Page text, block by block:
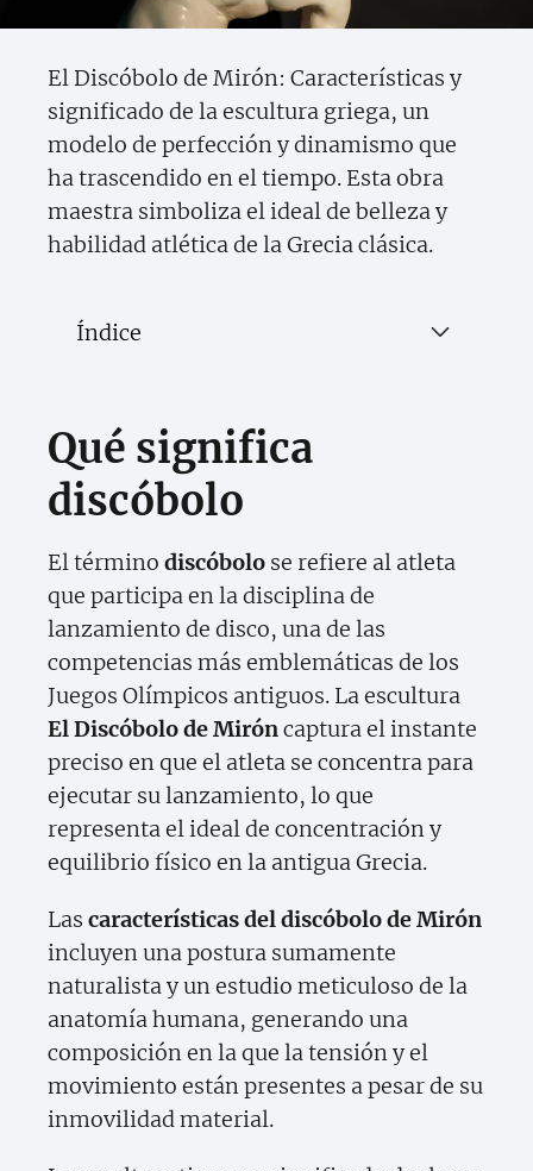
El Discóbolo de Mirón: Características y
significado de la escultura griega, un
modelo de perfección y dinamismo que
ha trascendido en el tiempo. Esta obra
maestra simboliza el ideal de belleza y
habilidad atlética de la Grecia clásica.
Índice
Qué significa
discóbolo
El término discóbolo se refiere al atleta
que participa en la disciplina de
lanzamiento de disco, una de las
competencias más emblemáticas de los
Juegos Olímpicos antiguos. La escultura
El Discóbolo de Miróncaptura el instante
preciso en que el atleta se concentra para
ejecutar su lanzamiento, lo que
representa el ideal de concentración y
equilibrio físico en la antigua Grecia.
Las características del discóbolo de Mirón
incluyen una postura sumamente
naturalista y un estudio meticuloso de la
anatomía humana, generando una
composición en la que la tensión y el
movimiento están presentes a pesar de su
inmovilidad material.